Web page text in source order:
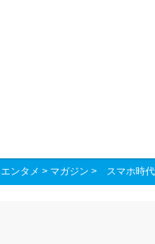
エンタメ > マガジン > スマホ時